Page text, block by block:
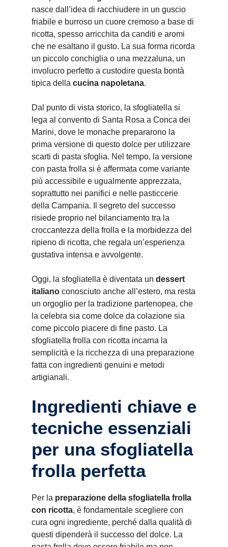
nasce dall’idea di racchiudere in un guscio
friabile e burroso un cuore cremoso a base di
ricotta, spesso arricchita da canditi e aromi
che ne esaltano il gusto. La sua forma ricorda
un piccolo conchiglia o una mezzaluna, un
involucro perfetto a custodire questa bontà
tipica della cucina napoletana.
Dal punto di vista storico, la sfogliatella si
lega al convento di Santa Rosa a Conca dei
Marini, dove le monache prepararono la
prima versione di questo dolce per utilizzare
scarti di pasta sfoglia. Nel tempo, la versione
con pasta frolla si è affermata come variante
più accessibile e ugualmente apprezzata,
soprattutto nei panifici e nelle pasticcerie
della Campania. Il segreto del successo
risiede proprio nel bilanciamento tra la
croccantezza della frolla e la morbidezza del
ripieno di ricotta, che regala un’esperienza
gustativa intensa e avvolgente.
Oggi, la sfogliatella è diventata un dessert
italiano conosciuto anche all’estero, ma resta
un orgoglio per la tradizione partenopea, che
la celebra sia come dolce da colazione sia
come piccolo piacere di fine pasto. La
sfogliatella frolla con ricotta incarna la
semplicità e la ricchezza di una preparazione
fatta con ingredienti genuini e metodi
artigianali.
Ingredienti chiave e
tecniche essenziali
per una sfogliatella
frolla perfetta
Per la preparazione della sfogliatella frolla
con ricotta, è fondamentale scegliere con
cura ogni ingrediente, perché dalla qualità di
questi dipenderà il successo del dolce. La